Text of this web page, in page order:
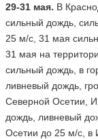
29-31 мая. В
сильный дождь,
25 м/с, 31 мая
31 мая на
сильный дождь, в
ливневый дождь,
Северной Осетии,
дождь, ливневый
Осетии до 25 м/с, в